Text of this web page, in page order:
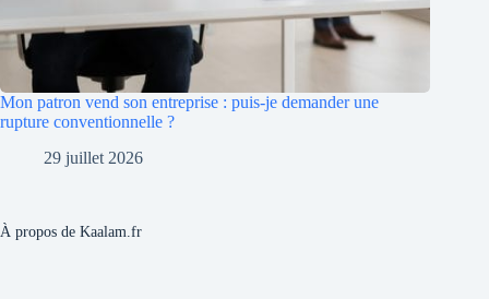
Mon patron vend son entreprise : puis-je demander une
rupture conventionnelle ?
29 juillet 2026
À propos de Kaalam.fr